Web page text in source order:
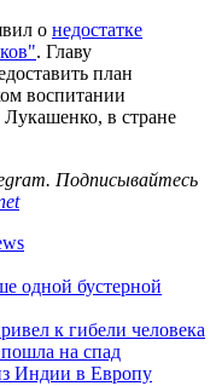
о недостатке
. Главу
план
воспитании
в стране
Подписывайтесь
одной бустерной
к гибели человека
на спад
Индии в Европу